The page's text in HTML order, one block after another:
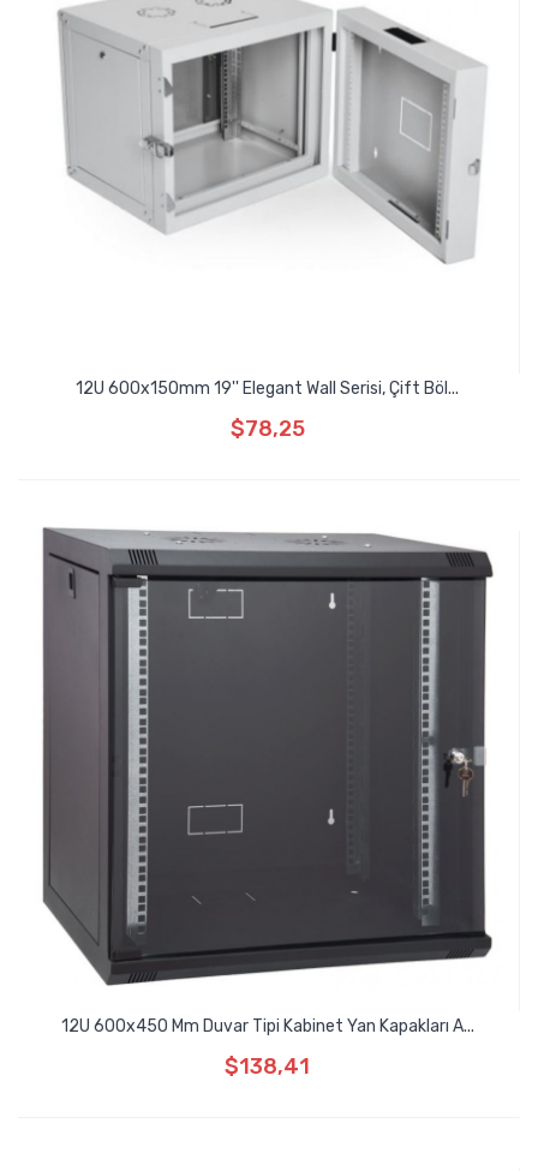
12U 600x150mm 19'' Elegant Wall Serisi, Çift Böl...
$78,25
12U 600x450 Mm Duvar Tipi Kabinet Yan Kapakları A...
$138,41